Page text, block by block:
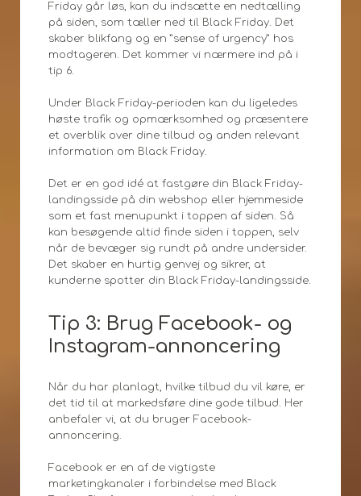
Friday går løs, kan du indsætte en nedtælling
på siden, som tæller ned til Black Friday. Det
skaber blikfang og en ”sense of urgency” hos
modtageren. Det kommer vi nærmere ind på i
tip 6.
Under Black Friday-perioden kan du ligeledes
høste trafik og opmærksomhed og præsentere
et overblik over dine tilbud og anden relevant
information om Black Friday.
Det er en god idé at fastgøre din Black Friday-
landingsside på din webshop eller hjemmeside
som et fast menupunkt i toppen af siden. Så
kan besøgende altid finde siden i toppen, selv
når de bevæger sig rundt på andre undersider.
Det skaber en hurtig genvej og sikrer, at
kunderne spotter din Black Friday-landingsside.
Tip 3: Brug Facebook- og
Instagram-annoncering
Når du har planlagt, hvilke tilbud du vil køre, er
det tid til at markedsføre dine gode tilbud. Her
anbefaler vi, at du bruger Facebook-
annoncering.
Facebook er en af de vigtigste
marketingkanaler i forbindelse med Black